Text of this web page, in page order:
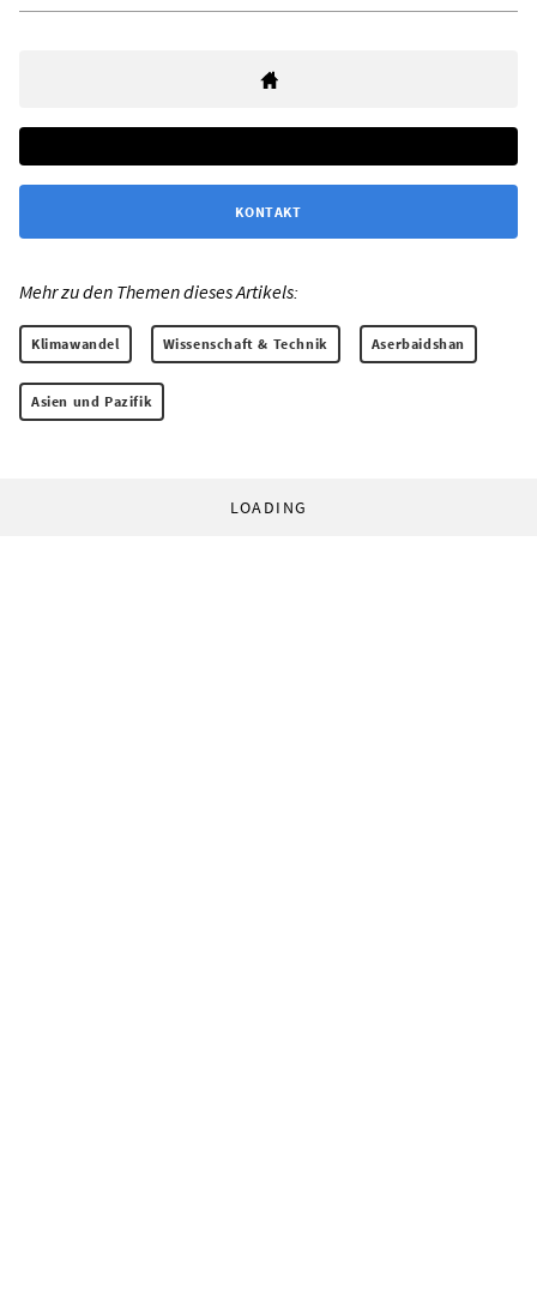
KONTAKT
Mehr zu den Themen dieses Artikels:
Klimawandel Wissenschaft & Technik Aserbaidshan
Asien und Pazifik
LOADING